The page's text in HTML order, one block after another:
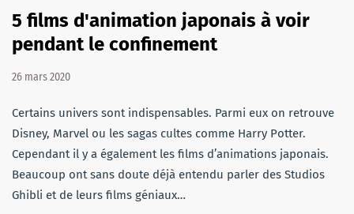
5 films d'animation japonais à voir
pendant le confinement
26 mars 2020
Certains univers sont indispensables. Parmi eux on retrouve
Disney, Marvel ou les sagas cultes comme Harry Potter.
Cependant il y a également les films d’animations japonais.
Beaucoup ont sans doute déjà entendu parler des Studios
Ghibli et de leurs films géniaux…